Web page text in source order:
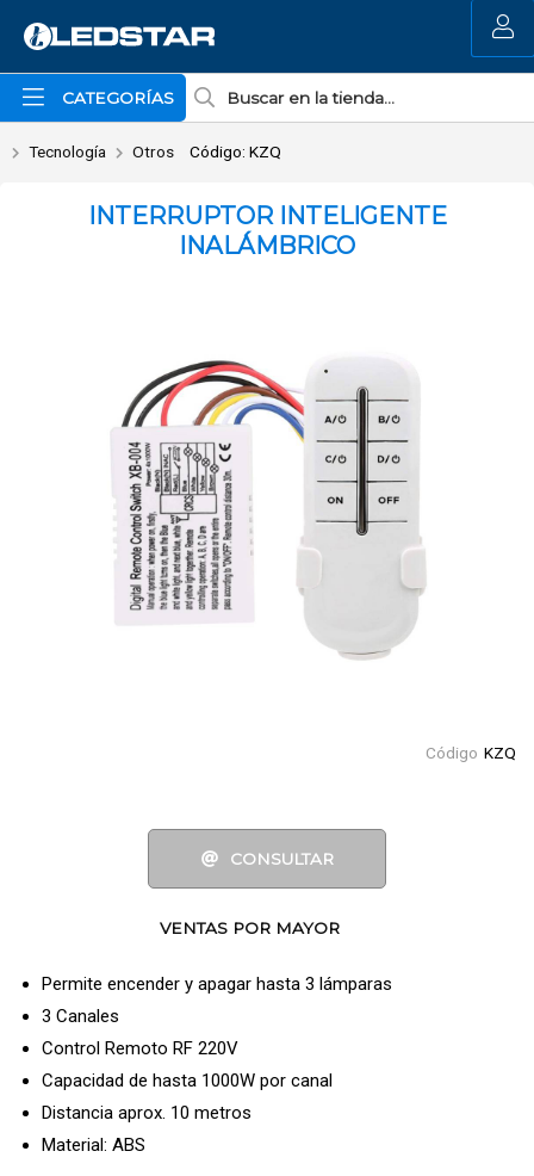
Enviar a email
CATEGORÍAS
MI COMPRA
Tecnología Otros Código: KZQ
INTERRUPTOR INTELIGENTE
INALÁMBRICO
Código KZQ
CONSULTAR
VENTAS POR MAYOR
Permite encender y apagar hasta 3 lámparas
3 Canales
Control Remoto RF 220V
Capacidad de hasta 1000W por canal
Distancia aprox. 10 metros
Material: ABS